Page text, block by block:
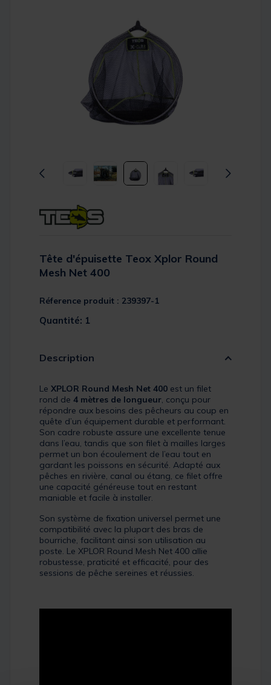
Tête d'épuisette Teox Xplor Round
Mesh Net 400
Réference produit : 239397-1
Quantité: 1
Description
Le XPLOR Round Mesh Net 400 est un filet
rond de 4 mètres de longueur, conçu pour
répondre aux besoins des pêcheurs au coup en
quête d’un équipement durable et performant.
Son cadre robuste assure une excellente tenue
dans l’eau, tandis que son filet à mailles larges
permet un bon écoulement de l’eau tout en
gardant les poissons en sécurité. Adapté aux
pêches en rivière, canal ou étang, ce filet offre
une capacité généreuse tout en restant
maniable et facile à installer.
Son système de fixation universel permet une
compatibilité avec la plupart des bras de
bourriche, facilitant ainsi son utilisation au
poste. Le XPLOR Round Mesh Net 400 allie
robustesse, praticité et efficacité, pour des
sessions de pêche sereines et réussies.